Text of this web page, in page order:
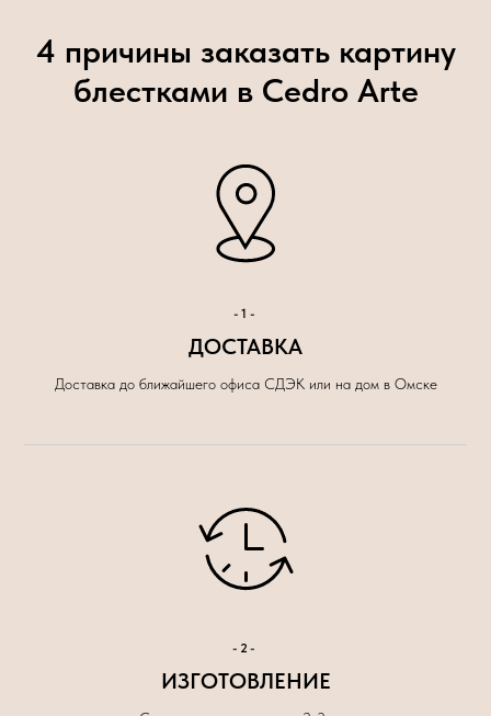
4 причины заказать картину
блестками в Cedro Arte
-1-
ДОСТАВКА
Доставка до ближайшего офиса СДЭК или на дом в Омске
-2-
ИЗГОТОВЛЕНИЕ